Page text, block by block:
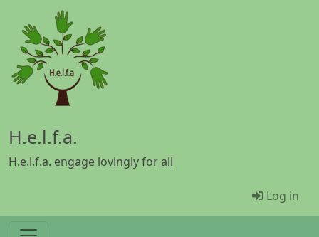
Skip to main content
H.e.l.f.a.
H.e.l.f.a. engage lovingly for all
Menü
Log in